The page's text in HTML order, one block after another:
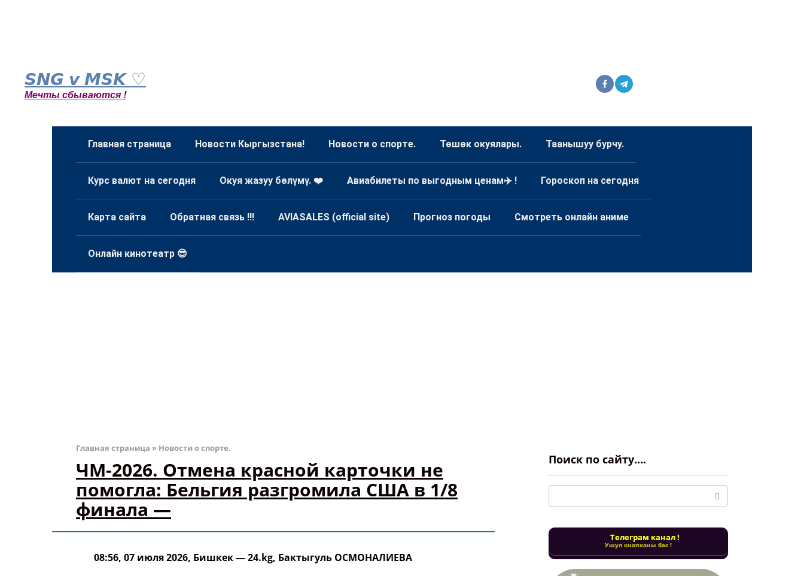
контенту𝙎𝙉𝙂 𝙫 𝙈𝙎𝙆 ♡
Мечты сбываются !
Главная страница Новости Кыргызстана! Новости о спорте. Төшөк окуялары. Таанышуу бурчу.
Курс валют на сегодня Окуя жазуу бөлүмү. ❤️ Авиабилеты по выгодным ценам✈️ ! Гороскоп на сегодня
Карта сайта Обратная связь !!! AVIASALES (official site) Прогноз погоды Смотреть онлайн аниме
Онлайн кинотеатр 😎
Главная страница » Новости о спорте.
ЧМ-2026. Отмена красной карточки не
помогла: Бельгия разгромила США в 1/8
финала —
08:56, 07 июля 2026, Бишкек —24.kg, Бактыгуль ОСМОНАЛИЕВА
Поиск по сайту….
Телеграм канал !
Ушул кнопканы бас !